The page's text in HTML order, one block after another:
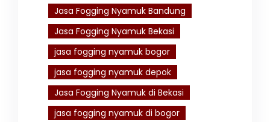
Jasa Fogging Nyamuk Bandung
Jasa Fogging Nyamuk Bekasi
jasa fogging nyamuk bogor
jasa fogging nyamuk depok
Jasa Fogging Nyamuk di Bekasi
jasa fogging nyamuk di bogor